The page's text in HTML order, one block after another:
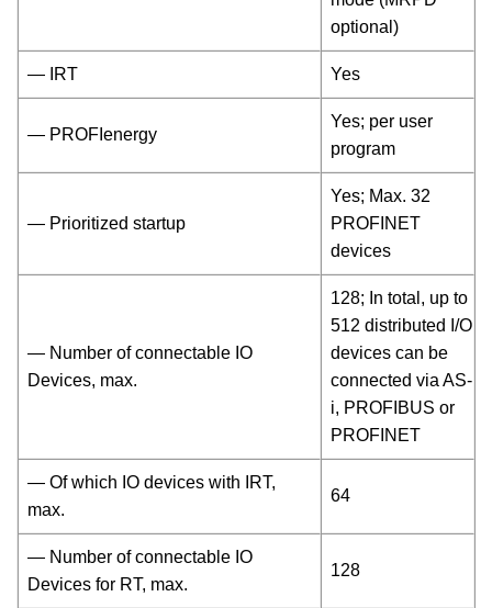
optional)
— IRT Yes
— PROFIenergy
Yes; per user
program
— Prioritized startup
Yes; Max. 32
PROFINET
devices
— Number of connectable IO
Devices, max.
128; In total, up to
512 distributed I/O
devices can be
connected via AS-
i, PROFIBUS or
PROFINET
— Of which IO devices with IRT,
max.
64
— Number of connectable IO
Devices for RT, max.
128